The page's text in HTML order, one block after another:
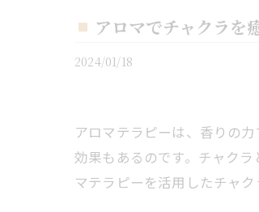
アロマでチャクラを
2024/01/18
アロマテラピーは、香りの
効果もあるのです。チャク
マテラピーを活用したチャ